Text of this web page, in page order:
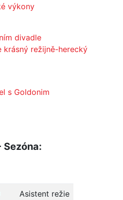
výkony
divadle
krásný režijně-herecký
s Goldonim
Asistent režie